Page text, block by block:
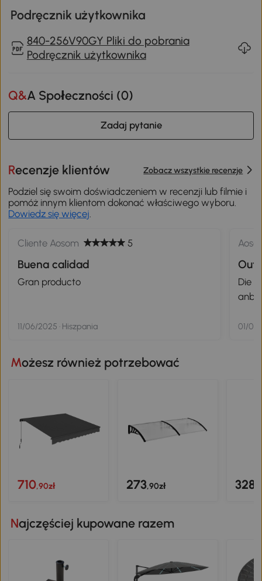
Podręcznik użytkownika
840-256V90GY Pliki do pobrania
Podręcznik użytkownika
Q&A Społeczności (0)
Zadaj pytanie
Recenzje klientów Zobacz wszystkie recenzje
Podziel się swoim doświadczeniem w recenzji lub filmie i
pomóż innym klientom dokonać właściwego wyboru.
Dowiedz się więcej.
Cliente Aosom 5
Buena calidad
Gran producto
11/06/2025 · Hiszpania
Die
01/
Możesz również potrzebować
710,90zł 273,90zł 328
Najczęściej kupowane razem